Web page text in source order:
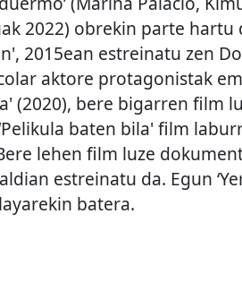
2022) obrekin parte
2015ean estreinatu zen
aktore protagonistak
(2020), bere bigarren film
baten bila' film
lehen film luze
estreinatu da. Egun
batera.